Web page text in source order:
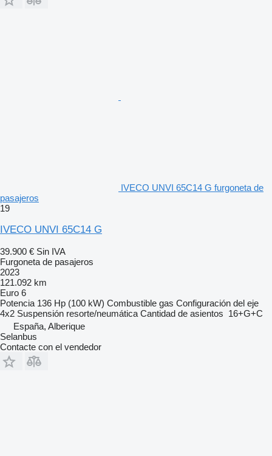
IVECO UNVI 65C14 G furgoneta de
pasajeros
19
IVECO UNVI 65C14 G
39.900 € Sin IVA
Furgoneta de pasajeros
2023
121.092 km
Euro 6
Potencia 136 Hp (100 kW) Combustible gas Configuración del eje
4x2 Suspensión resorte/neumática Cantidad de asientos 16+G+C
España, Alberique
Selanbus
Contacte con el vendedor